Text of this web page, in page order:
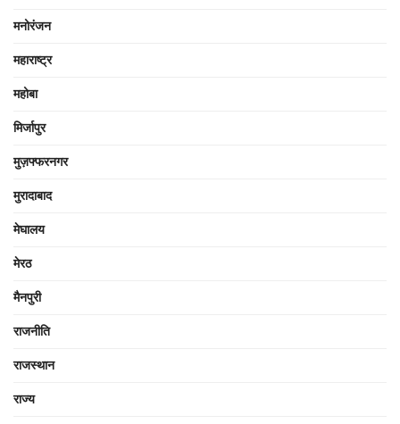
मनोरंजन
महाराष्ट्र
महोबा
मिर्जापुर
मुज़फ्फरनगर
मुरादाबाद
मेघालय
मेरठ
मैनपुरी
राजनीति
राजस्थान
राज्य